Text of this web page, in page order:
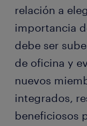
relación a
importancia
debe ser
de oficina y
nuevos
integrados,
beneficiosos